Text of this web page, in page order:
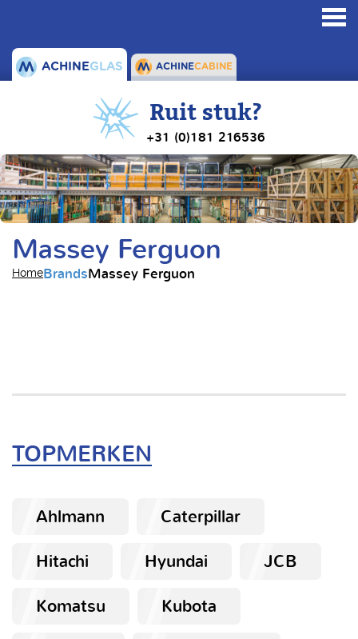
ACHINEGLAS ACHINECABINE
Ruit stuk?
+31 (0)181 216536
Massey Ferguon
HomeBrandsMassey Ferguon
TOPMERKEN
Ahlmann
Caterpillar
Hitachi
Hyundai
JCB
Komatsu
Kubota